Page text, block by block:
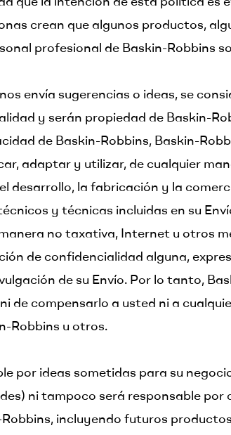
crean que algunos productos,
profesional de Baskin-Robbins
envía sugerencias o ideas, se
y serán propiedad de Baskin-
de Baskin-Robbins, Baskin-
adaptar y utilizar, de cualquier
desarrollo, la fabricación y la
y técnicas incluidas en su
no taxativa, Internet u otros
de confidencialidad alguna,
de su Envío. Por lo tanto,
de compensarlo a usted ni a
Robbins u otros.
por ideas sometidas para su
ni tampoco será responsable por
incluyendo futuros